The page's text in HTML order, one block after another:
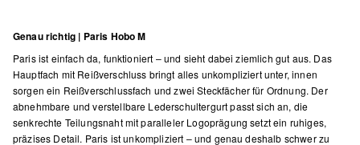
Genau richtig | Paris Hobo M
Paris ist einfach da, funktioniert – und sieht dabei ziemlich gut aus. Das
Hauptfach mit Reißverschluss bringt alles unkompliziert unter, innen
sorgen ein Reißverschlussfach und zwei Steckfächer für Ordnung. Der
abnehmbare und verstellbare Lederschultergurt passt sich an, die
senkrechte Teilungsnaht mit paralleler Logoprägung setzt ein ruhiges,
präzises Detail. Paris ist unkompliziert – und genau deshalb schwer zu